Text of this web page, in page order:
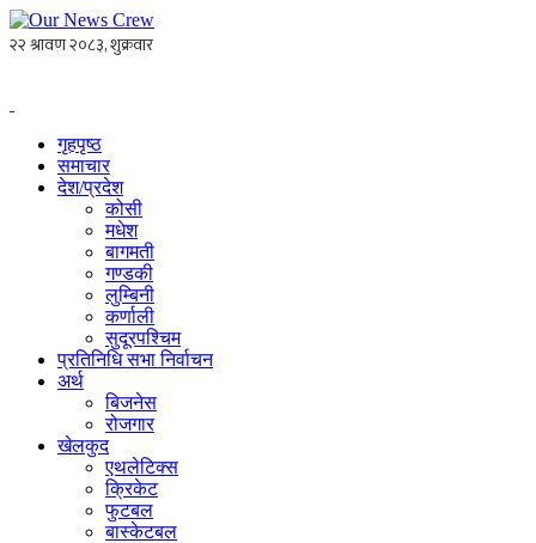
गृहपृष्ठ
समाचार
देश/प्रदेश
कोसी
मधेश
बागमती
गण्डकी
लुम्बिनी
कर्णाली
सुदूरपश्चिम
प्रतिनिधि सभा निर्वाचन
अर्थ
बिजनेस
रोजगार
खेलकुद
एथलेटिक्स
क्रिकेट
फुटबल
बास्केटबल